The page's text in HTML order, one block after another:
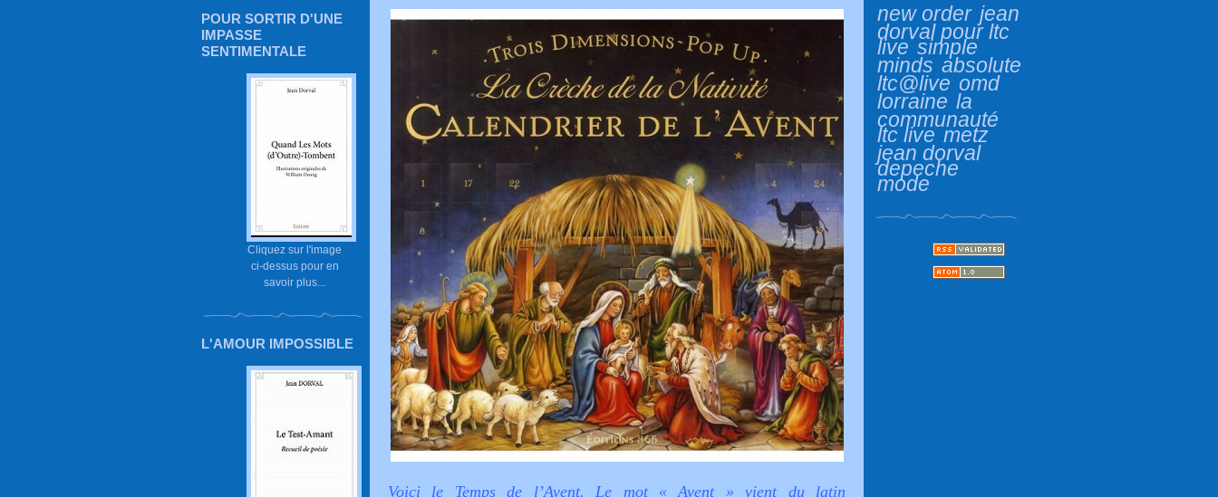
POUR SORTIR D'UNE
IMPASSE
SENTIMENTALE
Cliquez sur l'image
ci-dessus pour en
savoir plus...
L'AMOUR IMPOSSIBLE
new order jean
dorval pour ltc
live simple
minds absolute
ltc@live omd
lorraine la
communauté
ltc live metz
jean dorval
depeche
mode
Voici le Temps de l’Avent. Le mot « Avent » vient du latin